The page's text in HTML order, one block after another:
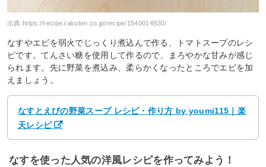
出典:https://recipe.rakuten.co.jp/recipe/1540014920/
なすやエビを弱火でじっくり煮込んで作る、トマトスープのレシ
ピです。てんさい糖を使用して作るので、まろやかな甘みが感じ
られます。先に野菜を煮込み、柔らかくなったところでエビを加
えましょう。
なすとえびの野菜スープ レシピ・作り方 by youmi115｜楽
天レシピ
なすを使った人気の洋風レシピを作ってみよう！